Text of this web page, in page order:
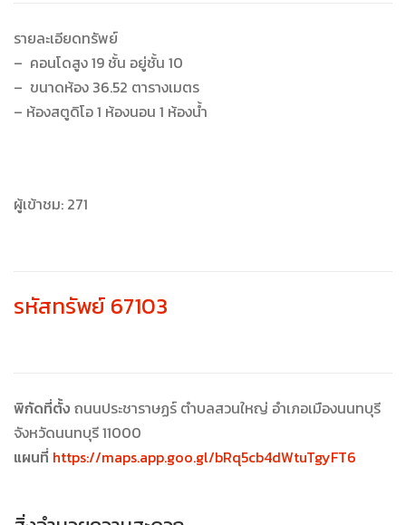
รายละเอียดทรัพย์
– คอนโดสูง 19 ชั้น อยู่ชั้น 10
– ขนาดห้อง 36.52 ตารางเมตร
– ห้องสตูดิโอ 1 ห้องนอน 1 ห้องน้ำ
ผู้เข้าชม: 271
รหัสทรัพย์ 67103
พิกัดที่ตั้ง ถนนประชาราษฏร์ ตำบลสวนใหญ่ อำเภอเมืองนนทบุรี
จังหวัดนนทบุรี 11000
แผนที่ https://maps.app.goo.gl/bRq5cb4dWtuTgyFT6